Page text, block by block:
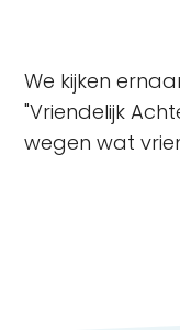
We kijken
"Vriendelijk
wegen wat